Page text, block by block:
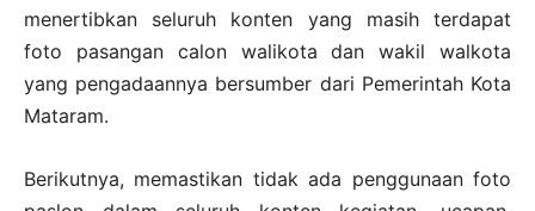
menertibkan seluruh konten yang masih terdapat
foto pasangan calon walikota dan wakil walkota
yang pengadaannya bersumber dari Pemerintah Kota
Mataram.
Berikutnya, memastikan tidak ada penggunaan foto